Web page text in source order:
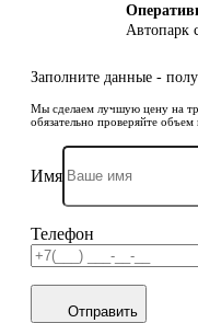
Автопарк
Заполните данные -
Мы сделаем лучшую цену на
обязательно проверяйте объем
Имя
Телефон
Отправить